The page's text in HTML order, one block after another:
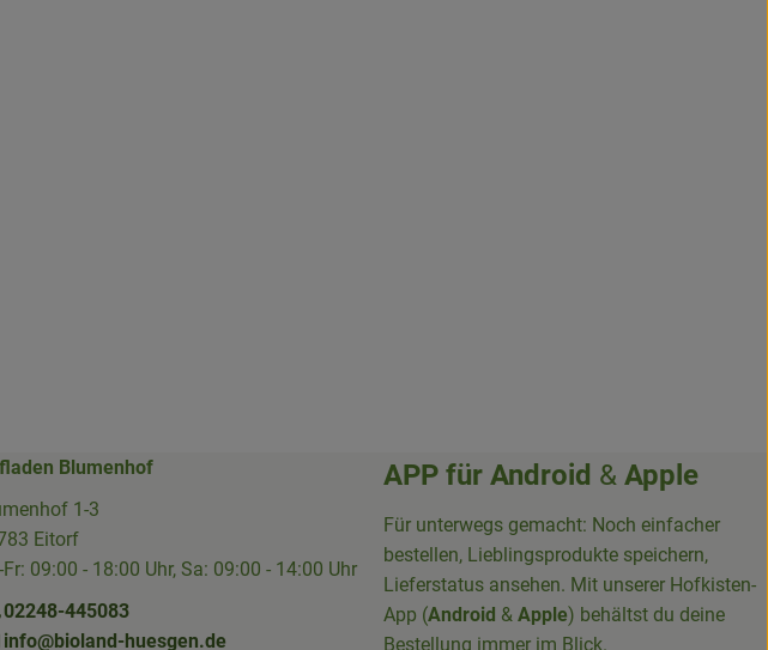
Blumenhof
1-3
Eitorf
Fr: 09:00 - 18:00 Uhr, Sa: 09:00 - 14:00 Uhr
02248-445083
info@bioland-huesgen.de
APP für Android & Apple
Für unterwegs gemacht: Noch einfacher
bestellen, Lieblingsprodukte speichern,
Lieferstatus ansehen. Mit unserer Hofkisten-
App (Android & Apple) behältst du deine
Bestellung immer im Blick.